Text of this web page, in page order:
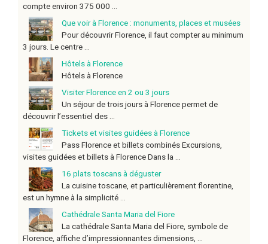
compte environ 375 000 ...
Que voir à Florence : monuments, places et musées
Pour découvrir Florence, il faut compter au minimum
3 jours. Le centre ...
Hôtels à Florence
Hôtels à Florence
Visiter Florence en 2 ou 3 jours
Un séjour de trois jours à Florence permet de
découvrir l’essentiel des ...
Tickets et visites guidées à Florence
Pass Florence et billets combinés Excursions,
visites guidées et billets à Florence Dans la ...
16 plats toscans à déguster
La cuisine toscane, et particulièrement florentine,
est un hymne à la simplicité ...
Cathédrale Santa Maria del Fiore
La cathédrale Santa Maria del Fiore, symbole de
Florence, affiche d’impressionnantes dimensions, ...